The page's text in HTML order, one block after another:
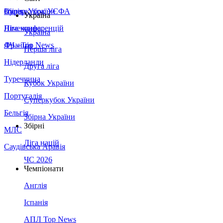
Збірна України
Італія
Німеччина
Франція
Нідерланди
Туреччина
Португалія
Бельгія
МЛС
Саудівська Аравія
Суперкубок УЄФА
Ліга конференцій
ЛЧ - Top News
Україна
Україна
Перша ліга
Друга ліга
Кубок України
Суперкубок України
Збірна України
Збірні
Ліга націй
ЧС 2026
Чемпіонати
Англія
Іспанія
АПЛ Top News